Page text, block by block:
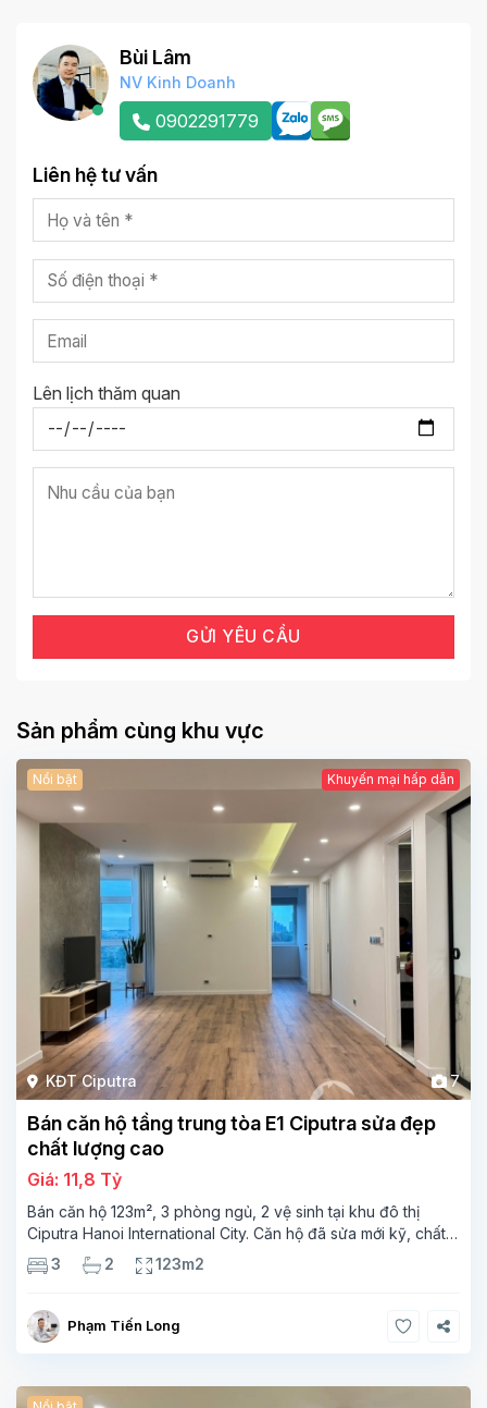
Bùi Lâm
NV Kinh Doanh
0902291779
Liên hệ tư vấn
Lên lịch thăm quan
Sản phẩm cùng khu vực
KĐT Ciputra 7
Nổi bật Khuyến mại hấp dẫn
Bán căn hộ tầng trung tòa E1 Ciputra sửa đẹp
chất lượng cao
Giá: 11,8 Tỷ
Bán căn hộ 123m², 3 phòng ngủ, 2 vệ sinh tại khu đô thị
Ciputra Hanoi International City. Căn hộ đã sửa mới kỹ, chất
lượng cao, sàn gỗ, bếp hiện đại, không gian thoáng sáng.
3 2 123m2
Phạm Tiến Long